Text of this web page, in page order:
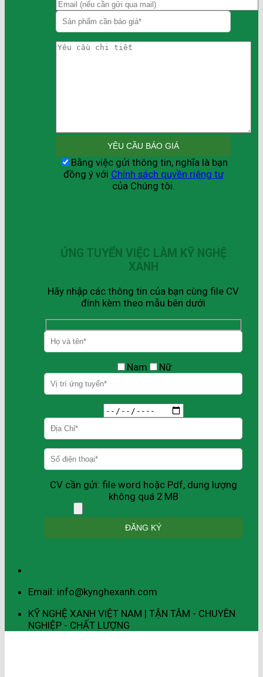
Bằng việc gửi thông tin, nghĩa là bạn
đồng ý với Chính sách quyền riêng tư
của Chúng tôi.
ỨNG TUYỂN VIỆC LÀM KỸ NGHỆ
XANH
Hãy nhập các thông tin của bạn cùng file CV
đính kèm theo mẫu bên dưới
Nam Nữ
CV cần gửi: file word hoặc Pdf, dung lượng
không quá 2 MB
Email: info@kynghexanh.com
KỸ NGHỆ XANH VIỆT NAM | TẬN TÂM - CHUYÊN
NGHIỆP - CHẤT LƯỢNG